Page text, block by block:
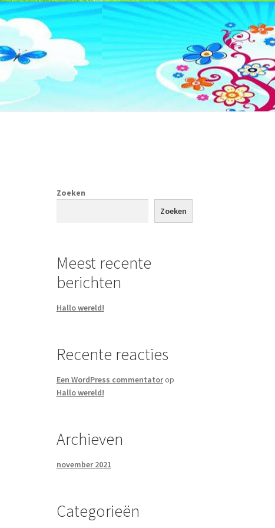
Zoeken
Zoeken
Meest recente
berichten
Hallo wereld!
Recente reacties
Een WordPress commentatorop
Hallo wereld!
Archieven
november 2021
Categorieën